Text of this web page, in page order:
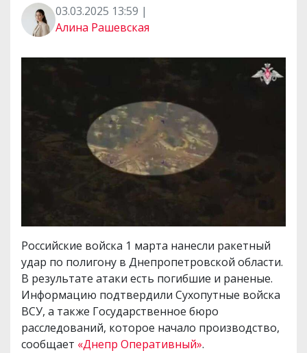
03.03.2025 13:59 |
Алина Рашевская
Российские войска 1 марта нанесли ракетный
удар по полигону в Днепропетровской области.
В результате атаки есть погибшие и раненые.
Информацию подтвердили Сухопутные войска
ВСУ, а также Государственное бюро
расследований, которое начало производство,
сообщает «Днепр Оперативный».